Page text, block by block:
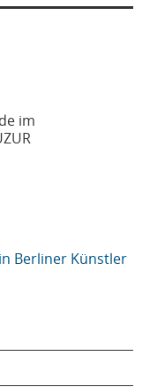
im
Berliner Künstler